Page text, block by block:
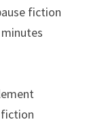
fiction